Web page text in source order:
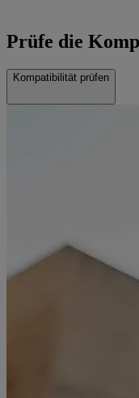
Prüfe die
Kompatibilität prüfen